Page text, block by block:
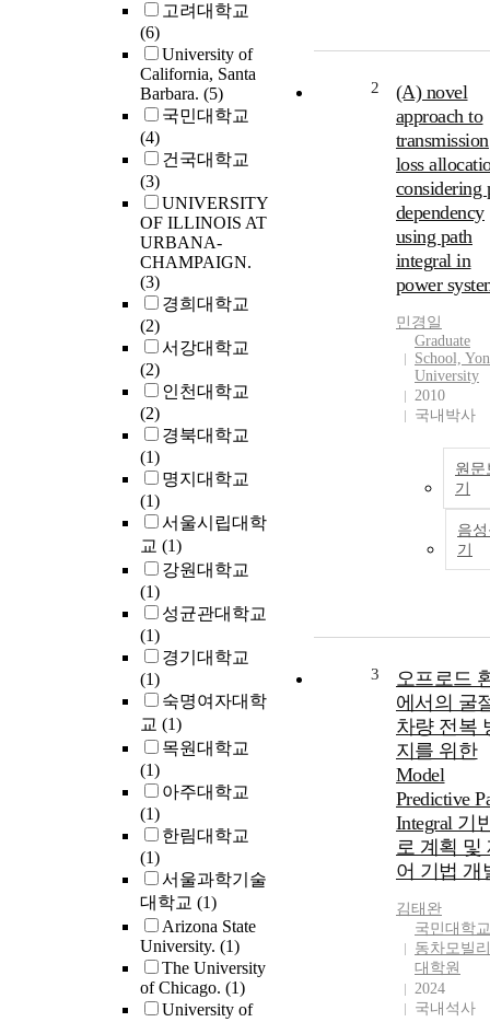
고려대학교
(6)
University of
California, Santa
Barbara. (5)
국민대학교
(4)
건국대학교
(3)
UNIVERSITY
OF ILLINOIS AT
URBANA-
CHAMPAIGN.
(3)
경희대학교
(2)
서강대학교
(2)
인천대학교
(2)
경북대학교
(1)
명지대학교
(1)
서울시립대학
교 (1)
강원대학교
(1)
성균관대학교
(1)
경기대학교
(1)
숙명여자대학
교 (1)
목원대학교
(1)
아주대학교
(1)
한림대학교
(1)
서울과학기술
대학교 (1)
Arizona State
University. (1)
The University
of Chicago. (1)
University of
2
(A) novel
approach to
transmission
loss
considering
dependency
using path
integral in
power
민경일
Graduate
School,
University
2010
국내박사
원문
기
음
기
3
오프로드
에서의 굴
차량 전복
지를 위한
Model
Predictive
Integral 기
로 계획 및
어 기법 개
김태완
국민대학
동차모빌
대학원
2024
국내석사